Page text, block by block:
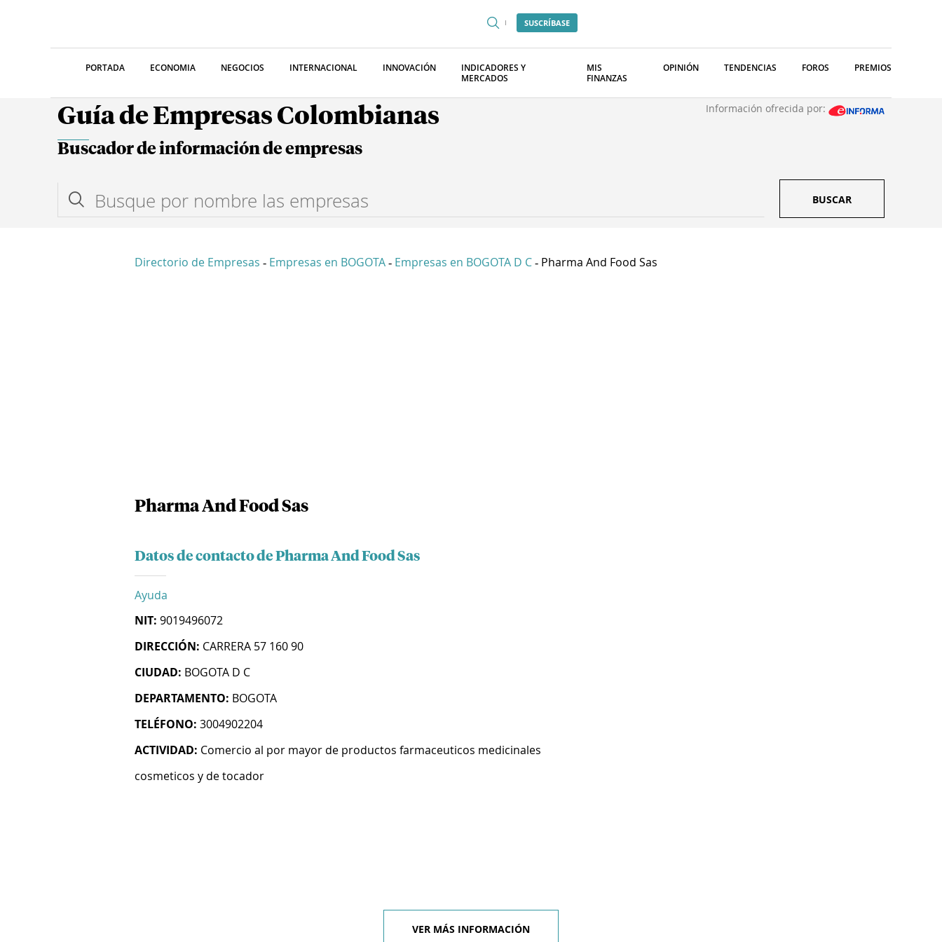
SUSCRÍBASE
PORTADA ECONOMIA NEGOCIOS INTERNACIONAL INNOVACIÓN
INDICADORES Y
MERCADOS
MIS
FINANZAS
OPINIÓN TENDENCIAS FOROS PREMIOS
Guía de Empresas Colombianas Información ofrecida por:
Buscador de información de empresas
BUSCAR
Directorio de Empresas - Empresas en BOGOTA - Empresas en BOGOTA D C - Pharma And Food Sas
Pharma And Food Sas
Datos de contacto de Pharma And Food Sas
Ayuda
NIT: 9019496072
DIRECCIÓN: CARRERA 57 160 90
CIUDAD: BOGOTA D C
DEPARTAMENTO: BOGOTA
TELÉFONO: 3004902204
ACTIVIDAD: Comercio al por mayor de productos farmaceuticos medicinales
cosmeticos y de tocador
VER MÁS INFORMACIÓN